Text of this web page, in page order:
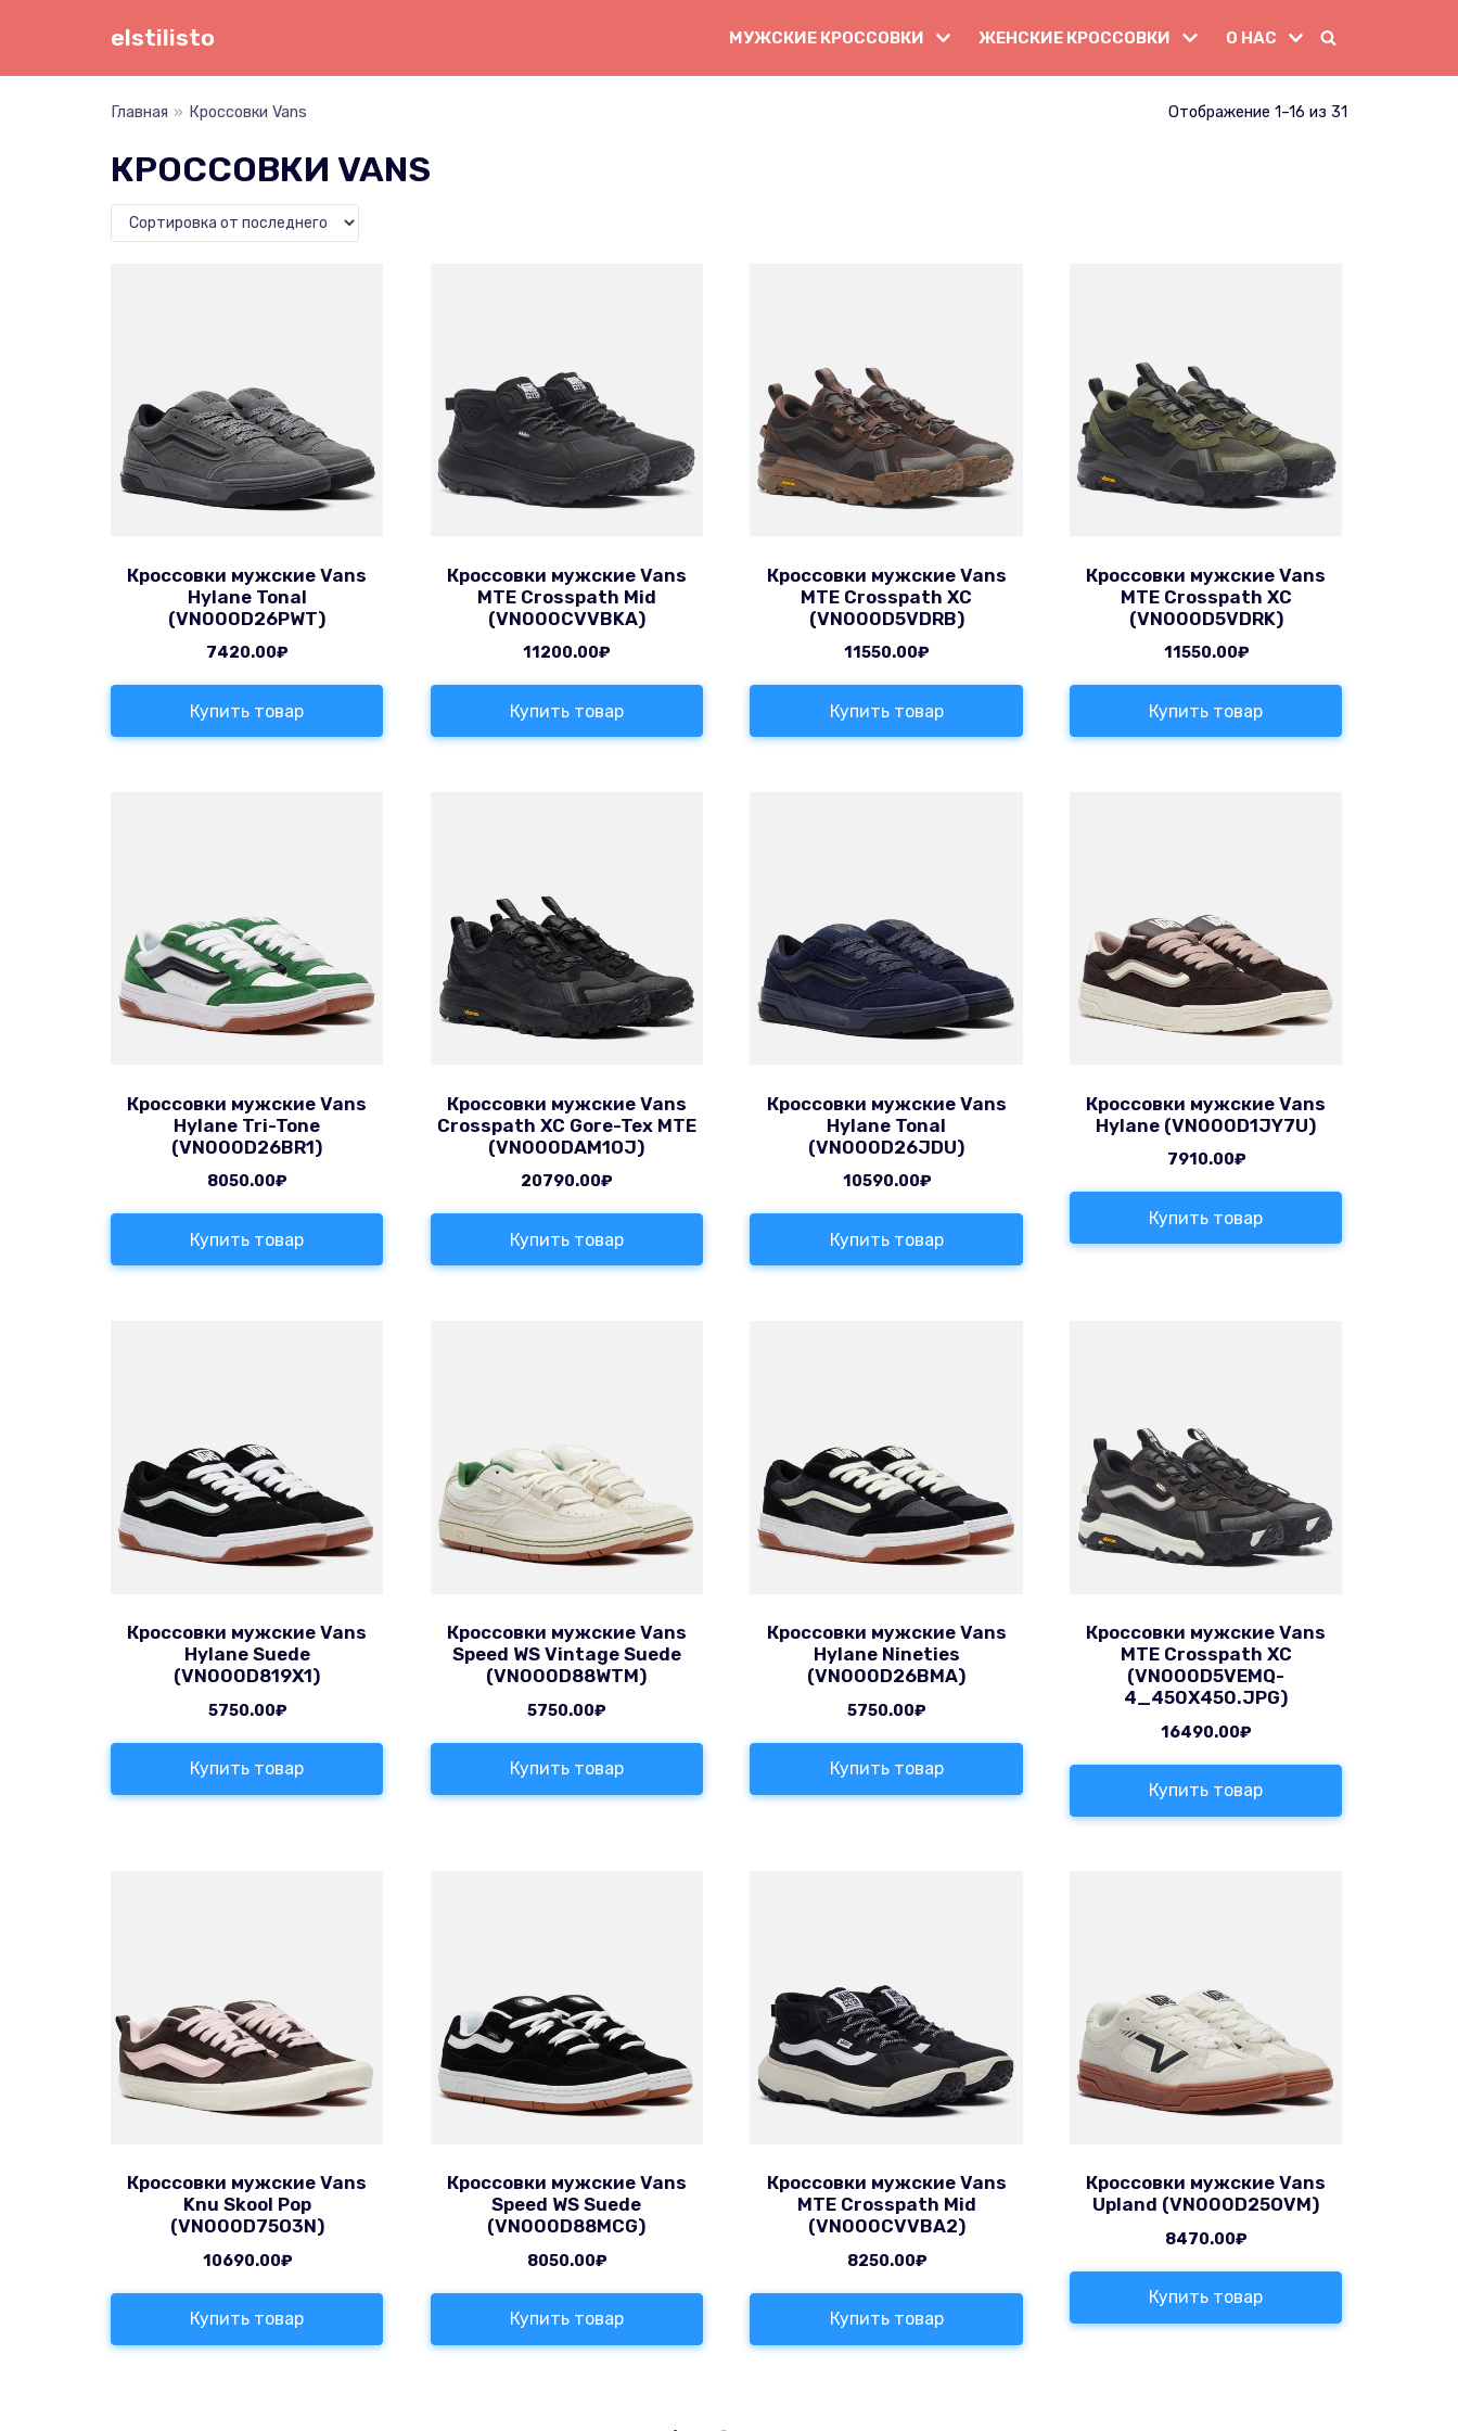
elstilisto МУЖСКИЕ КРОССОВКИ ЖЕНСКИЕ КРОССОВКИ О НАС
Главная » Кроссовки Vans Отображение 1–16 из 31
КРОССОВКИ VANS
Кроссовки мужские Vans
Hylane Tonal
(VN000D26PWT)
7420.00₽
Купить товар
Кроссовки мужские Vans
MTE Crosspath Mid
(VN000CVVBKA)
11200.00₽
Купить товар
Кроссовки мужские Vans
MTE Crosspath XC
(VN000D5VDRB)
11550.00₽
Купить товар
Кроссовки мужские Vans
MTE Crosspath XC
(VN000D5VDRK)
11550.00₽
Купить товар
Кроссовки мужские Vans
Hylane Tri-Tone
(VN000D26BR1)
8050.00₽
Купить товар
Кроссовки мужские Vans
Crosspath XC Gore-Tex MTE
(VN000DAM1OJ)
20790.00₽
Купить товар
Кроссовки мужские Vans
Hylane Tonal
(VN000D26JDU)
10590.00₽
Купить товар
Кроссовки мужские Vans
Hylane (VN000D1JY7U)
7910.00₽
Купить товар
Кроссовки мужские Vans
Hylane Suede
(VN000D819X1)
5750.00₽
Купить товар
Кроссовки мужские Vans
Speed WS Vintage Suede
(VN000D88WTM)
5750.00₽
Купить товар
Кроссовки мужские Vans
Hylane Nineties
(VN000D26BMA)
5750.00₽
Купить товар
Кроссовки мужские Vans
MTE Crosspath XC
(VN000D5VEMQ-
4_450X450.JPG)
16490.00₽
Купить товар
Кроссовки мужские Vans
Knu Skool Pop
(VN000D75O3N)
10690.00₽
Купить товар
Кроссовки мужские Vans
Speed WS Suede
(VN000D88MCG)
8050.00₽
Купить товар
Кроссовки мужские Vans
MTE Crosspath Mid
(VN000CVVBA2)
8250.00₽
Купить товар
Кроссовки мужские Vans
Upland (VN000D25OVM)
8470.00₽
Купить товар